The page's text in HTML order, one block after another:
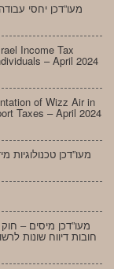
מעו”דכן יחסי
Income Tax
– April 2024
of Wizz Air in
Taxes – April 2024
מעו”דכן טכנולוגיות
חובות דיווח שונות